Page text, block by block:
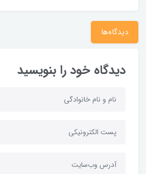
دیدگاه‌ها
دیدگاه خود را بنویسید